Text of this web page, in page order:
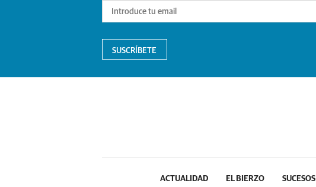
SUSCRÍBETE
ACTUALIDAD EL BIERZO SUCESOS